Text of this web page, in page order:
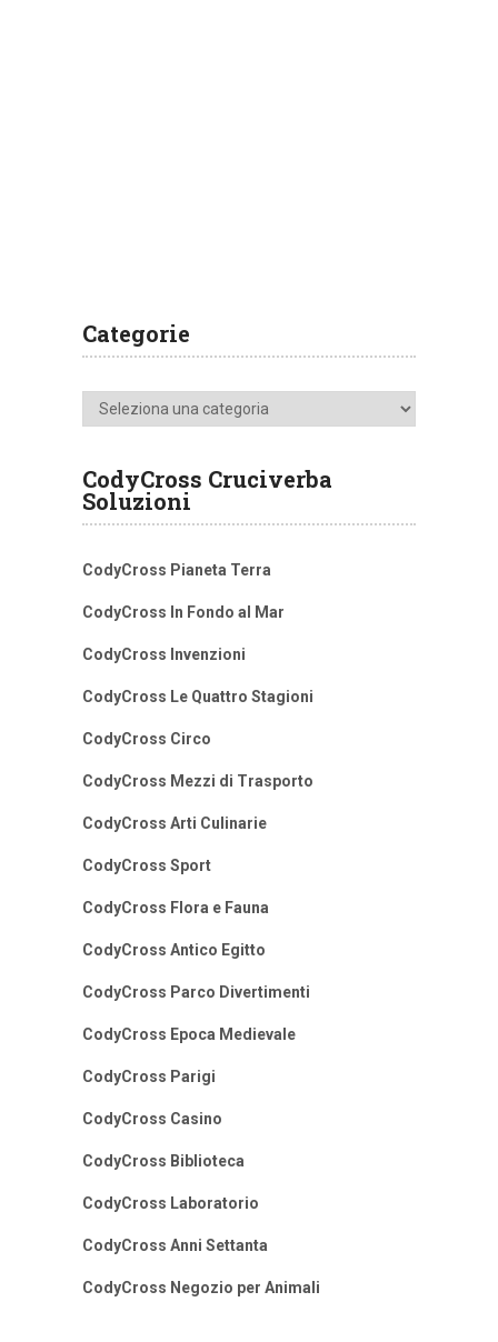
Categorie
Categorie
CodyCross Cruciverba
Soluzioni
CodyCross Pianeta Terra
CodyCross In Fondo al Mar
CodyCross Invenzioni
CodyCross Le Quattro Stagioni
CodyCross Circo
CodyCross Mezzi di Trasporto
CodyCross Arti Culinarie
CodyCross Sport
CodyCross Flora e Fauna
CodyCross Antico Egitto
CodyCross Parco Divertimenti
CodyCross Epoca Medievale
CodyCross Parigi
CodyCross Casino
CodyCross Biblioteca
CodyCross Laboratorio
CodyCross Anni Settanta
CodyCross Negozio per Animali